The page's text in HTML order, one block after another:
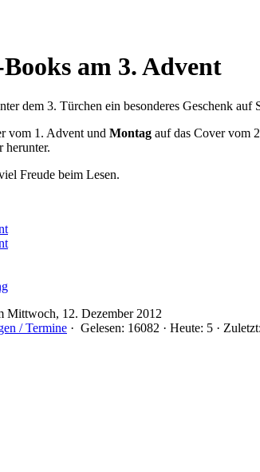
am 3. Advent
dem 3. Türchen ein besonderes Geschenk
vom 1. Advent und Montag auf das Cover vom
herunter.
Freude beim Lesen.
Mittwoch, 12. Dezember 2012
/ Termine · Gelesen: 16082 · Heute: 5 ·